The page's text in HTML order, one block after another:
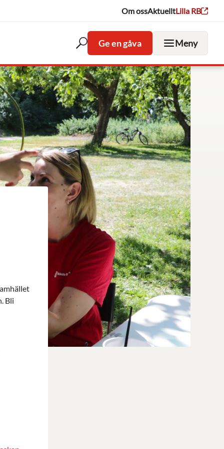
Om ossAktuelltLilla RB
Öppna
sökfältet
Ge en gåva Meny
Bli